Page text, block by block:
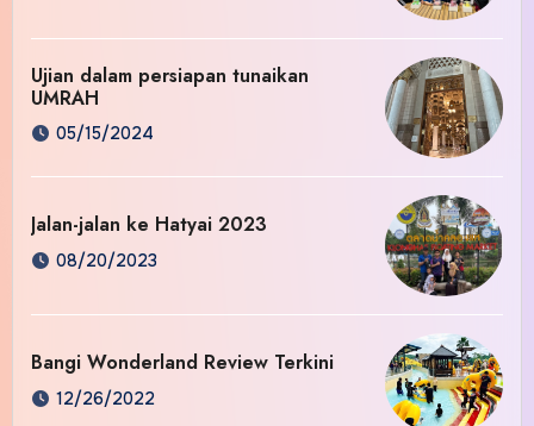
Ujian dalam persiapan tunaikan
UMRAH
05/15/2024
Jalan-jalan ke Hatyai 2023
08/20/2023
Bangi Wonderland Review Terkini
12/26/2022